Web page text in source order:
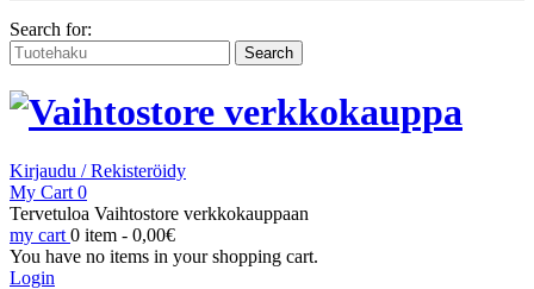
Search for:
Kirjaudu / Rekisteröidy
My Cart 0
Tervetuloa Vaihtostore verkkokauppaan
my cart 0 item - 0,00€
You have no items in your shopping cart.
Login